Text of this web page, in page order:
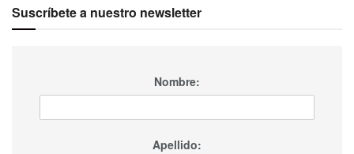
Suscríbete a nuestro newsletter
Nombre:
Apellido: